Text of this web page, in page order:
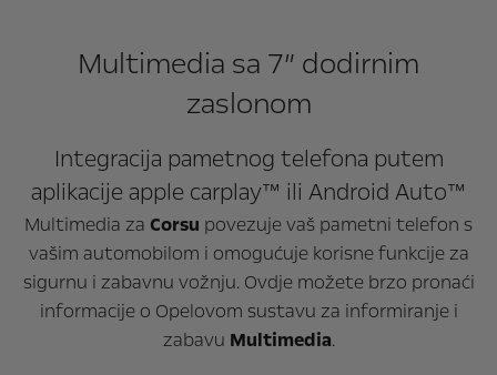
Multimedia sa 7” dodirnim
zaslonom
Integracija pametnog telefona putem
aplikacije apple carplay™ ili Android Auto™
Multimedia za Corsu povezuje vaš pametni telefon s
vašim automobilom i omogućuje korisne funkcije za
sigurnu i zabavnu vožnju. Ovdje možete brzo pronaći
informacije o Opelovom sustavu za informiranje i
zabavu Multimedia.